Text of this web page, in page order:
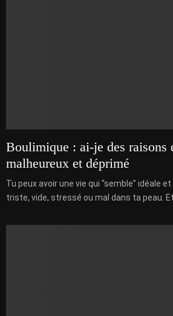
Boulimique : ai-je des raisons
malheureux et déprimé
Tu peux avoir une vie qui “semble” idéale
triste, vide, stressé ou mal dans ta peau. Et